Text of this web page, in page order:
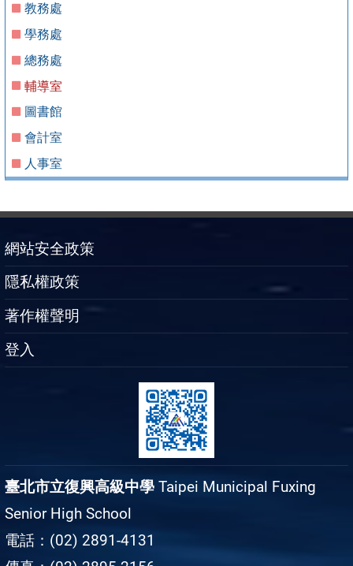
教務處
學務處
總務處
輔導室
圖書館
會計室
人事室
網站安全政策
隱私權政策
著作權聲明
登入
臺北市立復興高級中學 Taipei Municipal Fuxing
Senior High School
電話：(02) 2891-4131